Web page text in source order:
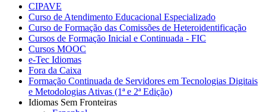
CIPAVE
Curso de Atendimento Educacional Especializado
Curso de Formação das Comissões de Heteroidentificação
Cursos de Formação Inicial e Continuada - FIC
Cursos MOOC
e-Tec Idiomas
Fora da Caixa
Formação Continuada de Servidores em Tecnologias Digitais
e Metodologias Ativas (1ª e 2ª Edição)
Idiomas Sem Fronteiras